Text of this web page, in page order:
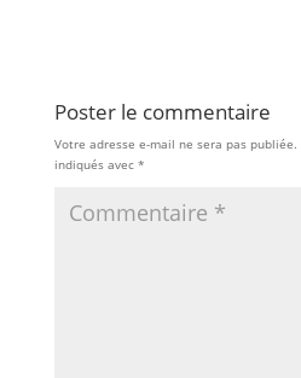
Poster le commentaire
Votre adresse e-mail ne sera pas publiée.
indiqués avec *